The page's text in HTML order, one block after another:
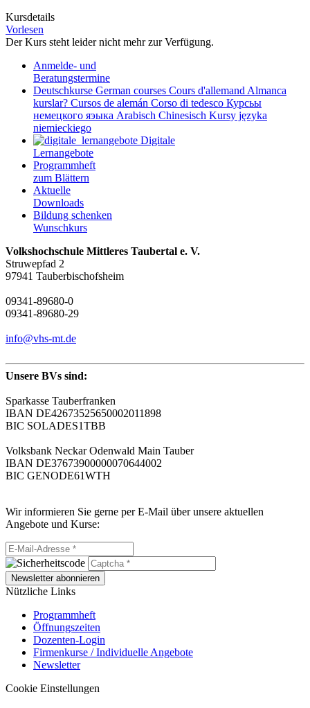
Kursdetails
Vorlesen
Der Kurs steht leider nicht mehr zur Verfügung.
Anmelde- und
Beratungstermine
Deutschkurse German courses Cours d'allemand Almanca
kurslar? Cursos de alemán Corso di tedesco Курсьы
немецкого яэыка Arabisch Chinesisch Kursy języka
niemieckiego
Digitale
Lernangebote
Programmheft
zum Blättern
Aktuelle
Downloads
Bildung schenken
Wunschkurs
Volkshochschule Mittleres Taubertal e. V.
Struwepfad 2
97941 Tauberbischofsheim
09341-89680-0
09341-89680-29
info@vhs-mt.de
Unsere BVs sind:
Sparkasse Tauberfranken
IBAN DE42673525650002011898
BIC SOLADES1TBB
Volksbank Neckar Odenwald Main Tauber
IBAN DE37673900000070644002
BIC GENODE61WTH
Wir informieren Sie gerne per E-Mail über unsere aktuellen
Angebote und Kurse:
Newsletter abonnieren
Nützliche Links
Programmheft
Öffnungszeiten
Dozenten-Login
Firmenkurse / Individuelle Angebote
Newsletter
Cookie Einstellungen